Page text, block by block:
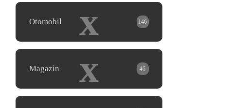
x
Otomobil 146
x
Magazin 46